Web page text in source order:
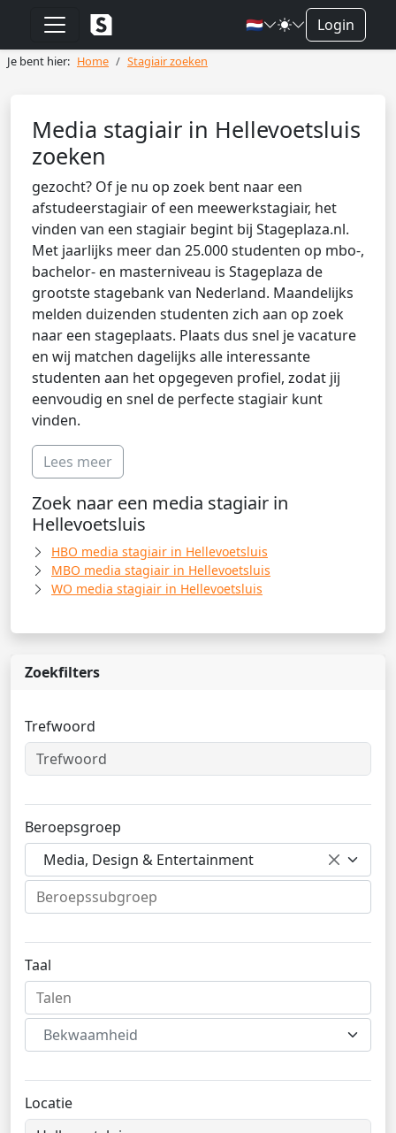
🇳🇱 Login
Je bent hier: Home Stagiair zoeken
Media stagiair in Hellevoetsluis
zoeken
gezocht? Of je nu op zoek bent naar een
afstudeerstagiair of een meewerkstagiair, het
vinden van een stagiair begint bij Stageplaza.nl.
Met jaarlijks meer dan 25.000 studenten op mbo-,
bachelor- en masterniveau is Stageplaza de
grootste stagebank van Nederland. Maandelijks
melden duizenden studenten zich aan op zoek
naar een stageplaats. Plaats dus snel je vacature
en wij matchen dagelijks alle interessante
studenten aan het opgegeven profiel, zodat jij
eenvoudig en snel de perfecte stagiair kunt
vinden.
Lees meer
Zoek naar een media stagiair in
Hellevoetsluis
HBO media stagiair in Hellevoetsluis
MBO media stagiair in Hellevoetsluis
WO media stagiair in Hellevoetsluis
Zoekfilters
Trefwoord
Beroepsgroep
Media, Design & Entertainment
Taal
Bekwaamheid
Locatie